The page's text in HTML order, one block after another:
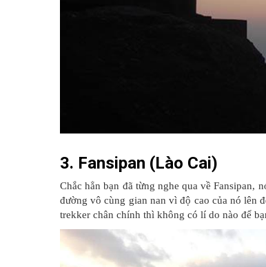
3. Fansipan (Lào Cai)
Chắc hẳn bạn đã từng nghe qua về Fansipan,
đường vô cùng gian nan vì độ cao của nó lên
trekker chân chính thì không có lí do nào để